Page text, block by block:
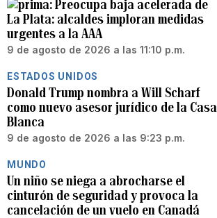
Preocupa baja acelerada de
La Plata: alcaldes imploran medidas
urgentes a la AAA
9 de agosto de 2026 a las 11:10 p.m.
ESTADOS UNIDOS
Donald Trump nombra a Will Scharf
como nuevo asesor jurídico de la Casa
Blanca
9 de agosto de 2026 a las 9:23 p.m.
MUNDO
Un niño se niega a abrocharse el
cinturón de seguridad y provoca la
cancelación de un vuelo en Canadá